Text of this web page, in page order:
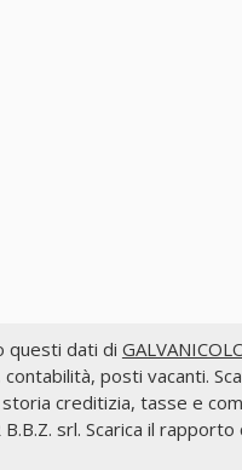
questi dati di
contabilità, posti vacanti.
creditizia, tasse e
B.B.Z. srl. Scarica il